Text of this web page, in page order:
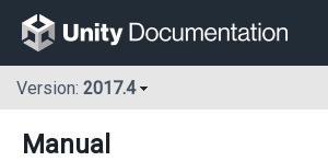
Version: 2017.4
Manual